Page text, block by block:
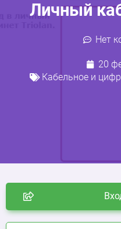
Личный
Нет
20
Кабельное и